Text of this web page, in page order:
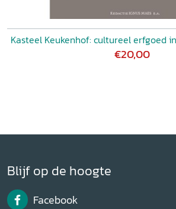
Kasteel Keukenhof: cultureel erfgoed
€20,00
Blijf op de hoogte
Facebook